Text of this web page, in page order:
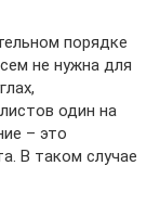
порядке
не нужна для
один на
– это
В таком случае